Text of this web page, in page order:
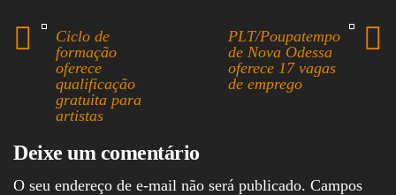
bo
ok
ea
ds
ail re
Ciclo de
formação
oferece
qualificação
gratuita para
artistas
PLT/Poupatempo
de Nova Odessa
oferece 17 vagas
de emprego
Deixe um comentário
O seu endereço de e-mail não será publicado. Campos